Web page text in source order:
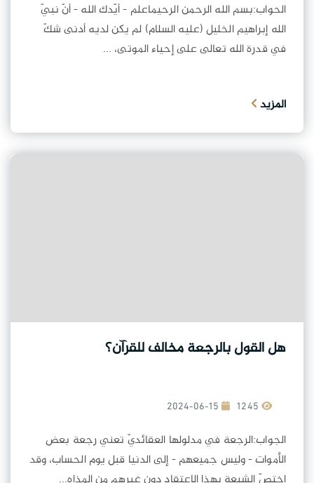
الحواب:بسم الله الرحمن الرحيماعلم - أيّدك الله - أنّ نبيّ
الله إبراهيم الخليل (عليه السلام) لم يكن لديه أدنى شكّ
في قدرة الله تعالى على إحياء الموتى، ...
المزيد
هل القول بالرجعة مخالف للقرآن؟
2024-06-15
الجواب:الرجعة في مدلولها العقائديّ تعني رجعة بعض
الأموات - وليس جميعهم - إلى الدنيا قبل يوم الحساب، وقد